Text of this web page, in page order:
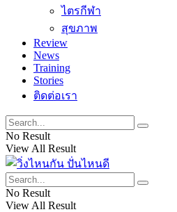
ไตรกีฬา
สุขภาพ
Review
News
Training
Stories
ติดต่อเรา
No Result
View All Result
No Result
View All Result